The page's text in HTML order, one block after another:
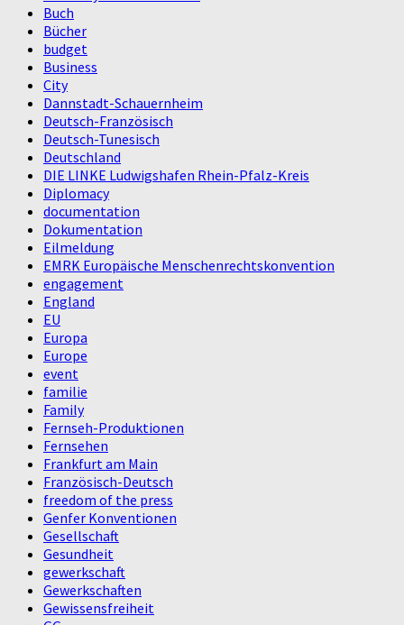
Buch
Bücher
budget
Business
City
Dannstadt-Schauernheim
Deutsch-Französisch
Deutsch-Tunesisch
Deutschland
DIE LINKE Ludwigshafen Rhein-Pfalz-Kreis
Diplomacy
documentation
Dokumentation
Eilmeldung
EMRK Europäische Menschenrechtskonvention
engagement
England
EU
Europa
Europe
event
familie
Family
Fernseh-Produktionen
Fernsehen
Frankfurt am Main
Französisch-Deutsch
freedom of the press
Genfer Konventionen
Gesellschaft
Gesundheit
gewerkschaft
Gewerkschaften
Gewissensfreiheit